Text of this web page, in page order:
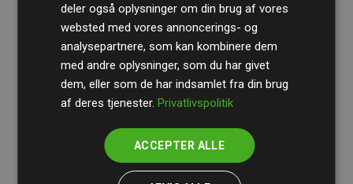
RevisionshusetBDOgennemgår løbende vores
beregninger og metode for at sikre gennemsigtighed
og pålidelighed.
Deres revision dokumenterer, at vores investeringer i
medlemmernes websites estimerede CO₂-
deler også oplysninger om din brug af vores
websted med vores annoncerings- og
analysepartnere, som kan kombinere dem
med andre oplysninger, som du har givet
dem, eller som de har indsamlet fra din brug
af deres tjenester.Privatlivspolitik
ACCEPTER ALLE